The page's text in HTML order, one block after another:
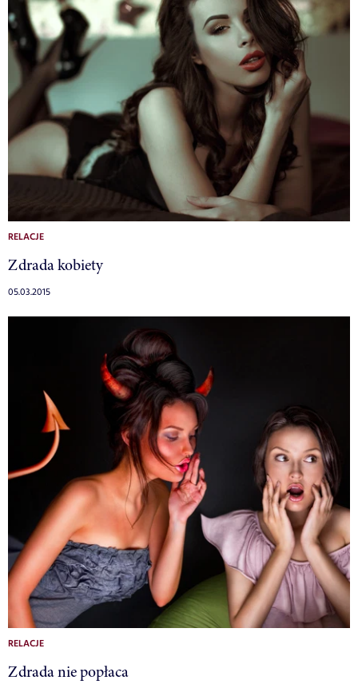
RELACJE
Zdrada kobiety
05.03.2015
RELACJE
Zdrada nie popłaca